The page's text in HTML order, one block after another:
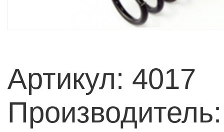
Артикул: 4017